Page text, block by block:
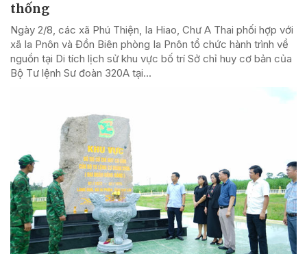
thống
Ngày 2/8, các xã Phú Thiện, Ia Hiao, Chư A Thai phối hợp với
xã Ia Pnôn và Đồn Biên phòng Ia Pnôn tổ chức hành trình về
nguồn tại Di tích lịch sử khu vực bố trí Sở chỉ huy cơ bản của
Bộ Tư lệnh Sư đoàn 320A tại...